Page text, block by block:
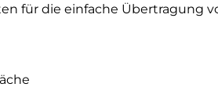
für die einfache Übertragung